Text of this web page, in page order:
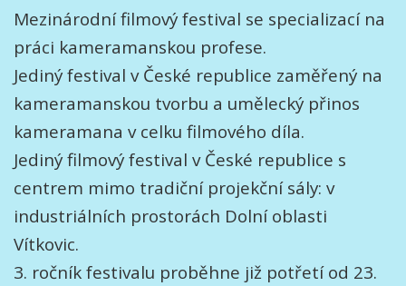
Mezinárodní filmový festival se specializací na
práci kameramanskou profese.
Jediný festival v České republice zaměřený na
kameramanskou tvorbu a umělecký přinos
kameramana v celku filmového díla.
Jediný filmový festival v České republice s
centrem mimo tradiční projekční sály: v
industriálních prostorách Dolní oblasti
Vítkovic.
3. ročník festivalu proběhne již potřetí od 23.